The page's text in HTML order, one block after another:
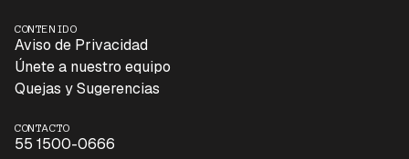
CONTENIDO
Aviso de Privacidad
Únete a nuestro equipo
Quejas y Sugerencias
CONTACTO
55 1500-0666